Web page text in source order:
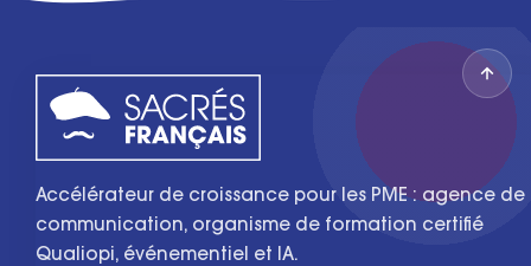
Accélérateur de croissance pour les PME : agence de
communication, organisme de formation certifié
Qualiopi, événementiel et IA.